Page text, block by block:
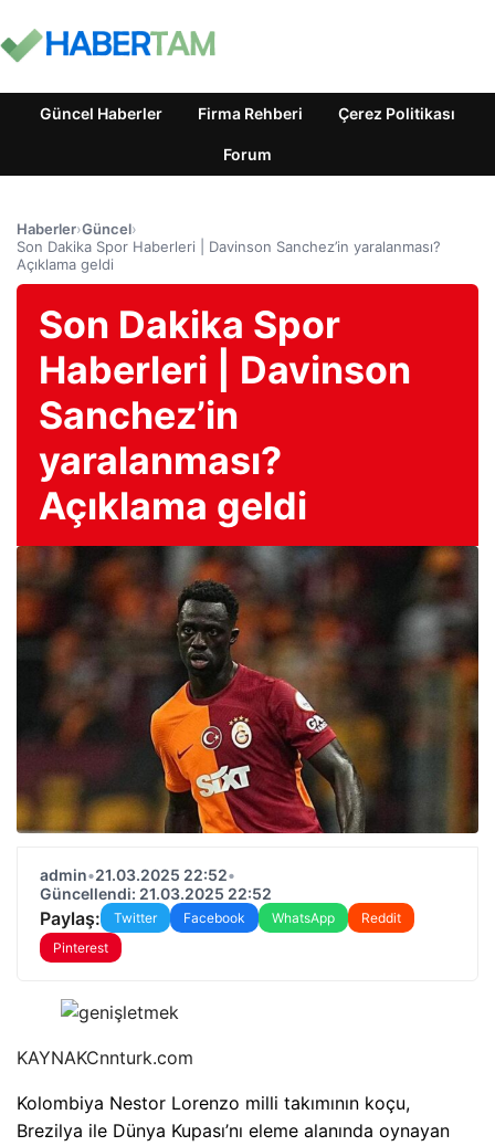
Güncel Haberler Firma Rehberi Çerez Politikası
Forum
Haberler›Güncel›
Son Dakika Spor Haberleri | Davinson Sanchez’in yaralanması?
Açıklama geldi
Son Dakika Spor
Haberleri | Davinson
Sanchez’in
yaralanması?
Açıklama geldi
admin•21.03.2025 22:52•
Güncellendi: 21.03.2025 22:52
Paylaş: Twitter Facebook WhatsApp
Reddit
Pinterest
KAYNAKCnnturk.com
Kolombiya Nestor Lorenzo milli takımının koçu,
Brezilya ile Dünya Kupası’nı eleme alanında oynayan